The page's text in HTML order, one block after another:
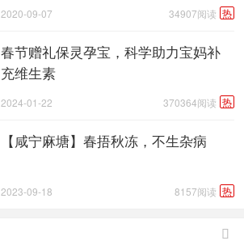
热
34907阅读
2020-09-07
春节赠礼保灵孕宝，科学助力宝妈补
充维生素
热
370364阅读
2024-01-22
【咸宁麻塘】春捂秋冻，不生杂病
热
8157阅读
2023-09-18
